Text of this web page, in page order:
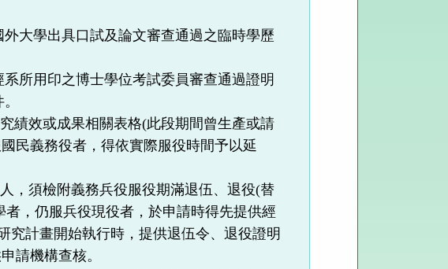
大學出具口試及論文審查通過之臨時學歷
所用印之博士學位考試委員審查通過證明
績效或成果相關表格(此段期間曾生產或請
民義務役者，得依實際服役時間予以延
，須檢附義務兵役服役期滿退伍、退役(替
，仍服兵役現役者，於申請時得先提供經
究計畫開始執行時，提供退伍令、退役證明
請機構查核。